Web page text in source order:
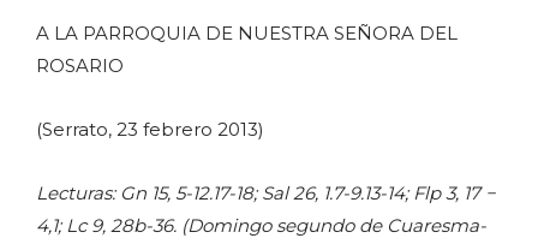
A LA PARROQUIA DE NUESTRA SEÑORA DEL
ROSARIO
(Serrato, 23 febrero 2013)
Lecturas: Gn 15, 5-12.17-18; Sal 26, 1.7-9.13-14; Flp 3, 17 −
4,1; Lc 9, 28b-36. (Domingo segundo de Cuaresma-